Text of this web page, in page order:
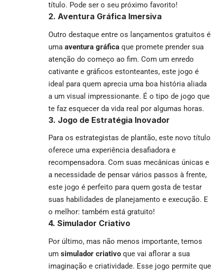
título. Pode ser o seu próximo favorito!
2. Aventura Gráfica Imersiva
Outro destaque entre os lançamentos gratuitos é
uma aventura gráfica que promete prender sua
atenção do começo ao fim. Com um enredo
cativante e gráficos estonteantes, este jogo é
ideal para quem aprecia uma boa história aliada
a um visual impressionante. É o tipo de jogo que
te faz esquecer da vida real por algumas horas.
3. Jogo de Estratégia Inovador
Para os estrategistas de plantão, este novo título
oferece uma experiência desafiadora e
recompensadora. Com suas mecânicas únicas e
a necessidade de pensar vários passos à frente,
este jogo é perfeito para quem gosta de testar
suas habilidades de planejamento e execução. E
o melhor: também está gratuito!
4. Simulador Criativo
Por último, mas não menos importante, temos
um simulador criativo que vai aflorar a sua
imaginação e criatividade. Esse jogo permite que